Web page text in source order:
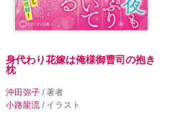
身代わり花嫁は俺様御曹司の抱き
枕
沖田弥子 / 著者
小路龍流 / イラスト